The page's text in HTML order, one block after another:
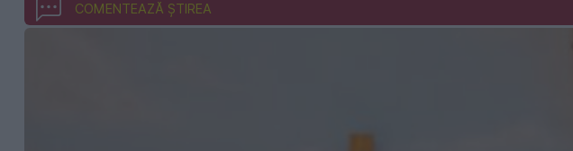
COMENTEAZĂ ȘTIREA